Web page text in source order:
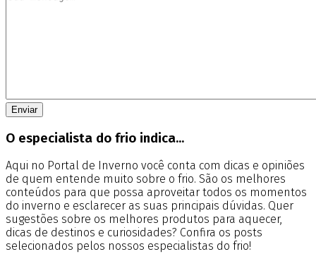
O especialista do frio indica...
Aqui no Portal de Inverno você conta com dicas e opiniões
de quem entende muito sobre o frio. São os melhores
conteúdos para que possa aproveitar todos os momentos
do inverno e esclarecer as suas principais dúvidas. Quer
sugestões sobre os melhores produtos para aquecer,
dicas de destinos e curiosidades? Confira os posts
selecionados pelos nossos especialistas do frio!